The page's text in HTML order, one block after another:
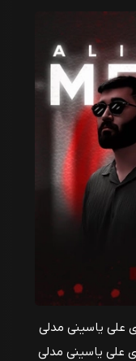
علی یاسینی مدلی
علی یاسینی مدلی